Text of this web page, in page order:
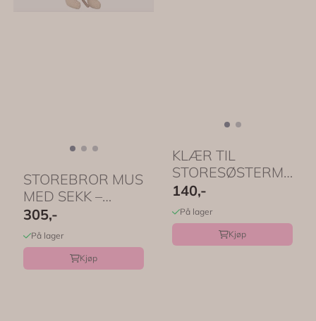
STOREBROR MUS
MED SEKK –
Blåstripete genser
og ...
305,-
På lager
Kjøp
KLÆR TIL
STORESØSTERMUS
– Korallfarget
skjørt, genser ...
140,-
På lager
Kjøp